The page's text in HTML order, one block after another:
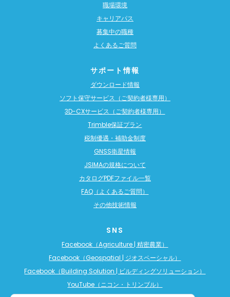
職場環境
キャリアパス
募集中の職種
よくあるご質問
サポート情報
ダウンロード情報
ソフト保守サービス（ご契約者様専用）
3D-CXサービス（ご契約者様専用）
Trimble保証プラン
税制優遇・補助金制度
GNSS衛星情報
JSIMAの規格について
カタログPDFファイル一覧
FAQ（よくあるご質問）
その他技術情報
SNS
Facebook（Agriculture | 精密農業）
Facebook（Geospatial | ジオスペーシャル）
Facebook（Building Solution | ビルディングソリューション）
YouTube（ニコン・トリンブル）